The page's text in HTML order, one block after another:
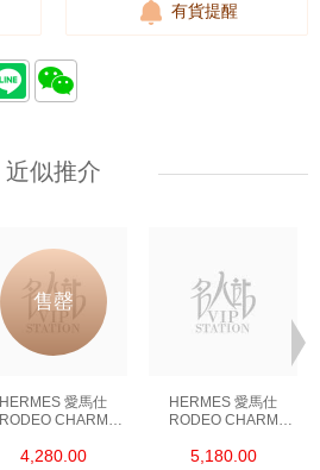
有貨提醒
近似推介
售罄
HERMES 愛馬仕
RODEO CHARM
BLUE 藍色
4,280.00
HERMES 愛馬仕
RODEO CHARM
BLUE DE FRANCE
5,180.00